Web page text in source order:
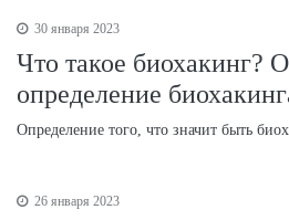
30 января 2023
Что такое биохакинг?
определение
Определение того, что значит быть
26 января 2023